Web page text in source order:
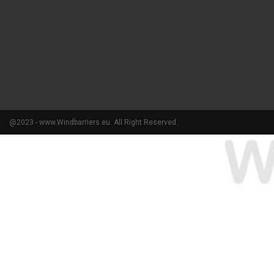
@2023 - www.Windbarriers.eu. All Right Reserved.